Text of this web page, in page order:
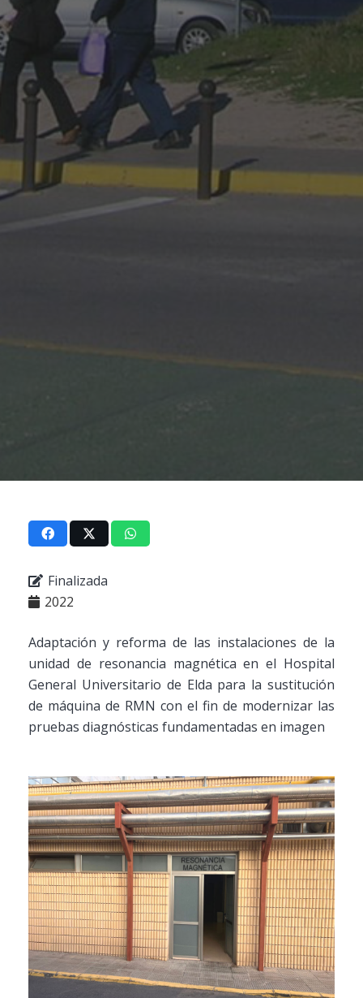
Finalizada
2022
Adaptación y reforma de las instalaciones de la
unidad de resonancia magnética en el Hospital
General Universitario de Elda para la sustitución
de máquina de RMN con el fin de modernizar las
pruebas diagnósticas fundamentadas en imagen